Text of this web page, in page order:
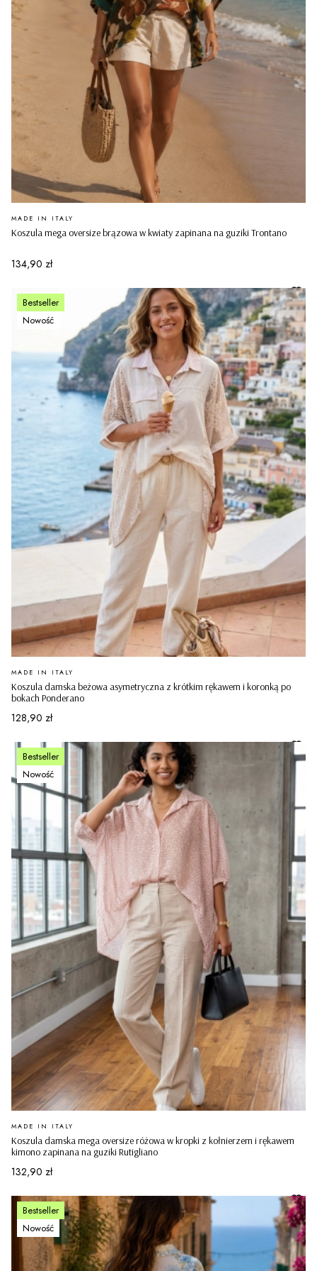
Koszula mega oversize brązowa w kwiaty zapinana na guziki Trontano
PRODUCENT
MADE IN ITALY
Cena
134,90 zł
Bestseller
Nowość
Koszula damska beżowa asymetryczna z krótkim rękawem i koronką po
bokach Ponderano
PRODUCENT
MADE IN ITALY
Cena
128,90 zł
Bestseller
Nowość
Koszula damska mega oversize różowa w kropki z kołnierzem i rękawem
kimono zapinana na guziki Rutigliano
PRODUCENT
MADE IN ITALY
Cena
132,90 zł
Bestseller
Nowość